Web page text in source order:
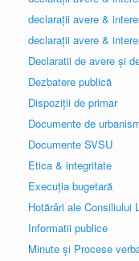
declarații avere &
declarații avere &
Declaratii de avere și
Dezbatere publică
Dispoziții de primar
Documente de
Documente SVSU
Etica & integritate
Execuția bugetară
Hotărâri ale Consiliului
Informatii publice
Minute și Procese